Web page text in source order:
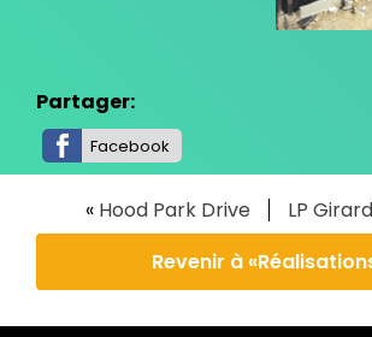
Partager:
Facebook
« Hood Park Drive LP Girard
Revenir à